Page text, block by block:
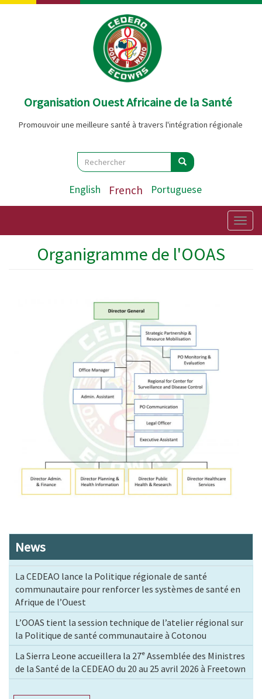
Aller
Organisation Ouest Africaine de la Santé
Promouvoir une meilleure santé à travers l'intégration régionale
Search
Rechercher Rechercher
English French Portuguese
Organigramme de l'OOAS
News
La CEDEAO lance la Politique régionale de santé
communautaire pour renforcer les systèmes de santé en
Afrique de l’Ouest
L’OOAS tient la session technique de l’atelier régional sur
la Politique de santé communautaire à Cotonou
La Sierra Leone accueillera la 27ᵉ Assemblée des Ministres
de la Santé de la CEDEAO du 20 au 25 avril 2026 à Freetown